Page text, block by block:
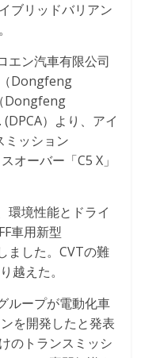
ブリッドバリアン
エン汽車有限公司
Dongfeng
Dongfeng
）より、アイ
ミッション
オーバー「C5 X」
環境性能とドライ
車用新型
ました。CVTの難
越えた。
ループが電動化車
を開発したと発表
のトランスミッシ